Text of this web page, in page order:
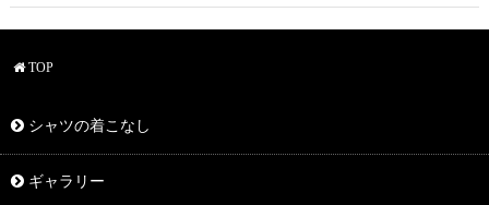
TOP
シャツの着こなし
ギャラリー